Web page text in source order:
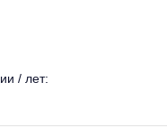
/ лет: